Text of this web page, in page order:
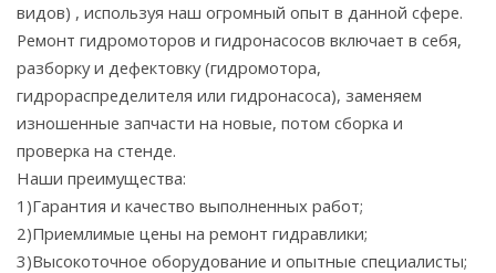
видов) , используя наш огромный опыт в данной сфере.
Ремонт гидромоторов и гидронасосов включает в себя,
разборку и дефектовку (гидромотора,
гидрораспределителя или гидронасоса), заменяем
изношенные запчасти на новые, потом сборка и
проверка на стенде.
Наши преимущества:
1)Гарантия и качество выполненных работ;
2)Приемлимые цены на ремонт гидравлики;
3)Высокоточное оборудование и опытные специалисты;